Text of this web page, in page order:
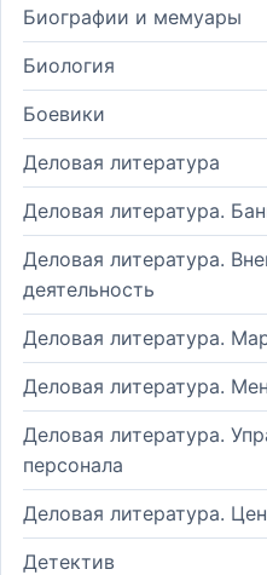
Биографии и мемуары
Биология
Боевики
Деловая литература
Деловая литература.
Деловая литература.
деятельность
Деловая литература.
Деловая литература.
Деловая литература.
персонала
Деловая литература.
Детектив